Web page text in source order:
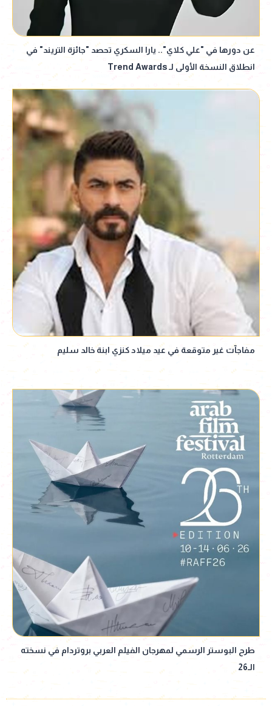
عن دورها في "علي كلاي".. يارا السكري تحصد "جائزة التريند" في
انطلاق النسخة الأولى لـ Trend Awards
مفاجآت غير متوقعة في عيد ميلاد كنزي ابنة خالد سليم
طرح البوستر الرسمي لمهرجان الفيلم العربي بروتردام في نسخته
الـ26